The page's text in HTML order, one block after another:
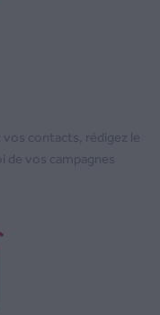
vos contacts, rédigez le
de vos campagnes